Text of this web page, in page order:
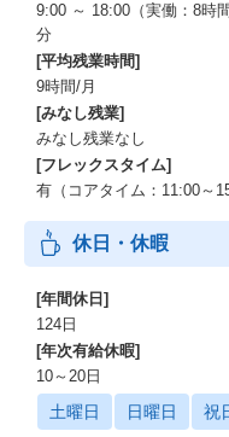
9:00 ～ 18:00（実働：8時
分
[平均残業時間]
9時間/月
[みなし残業]
みなし残業なし
[フレックスタイム]
有（コアタイム：11:00～
休日・休暇
[年間休日]
124日
[年次有給休暇]
10～20日
土曜日 日曜日 祝